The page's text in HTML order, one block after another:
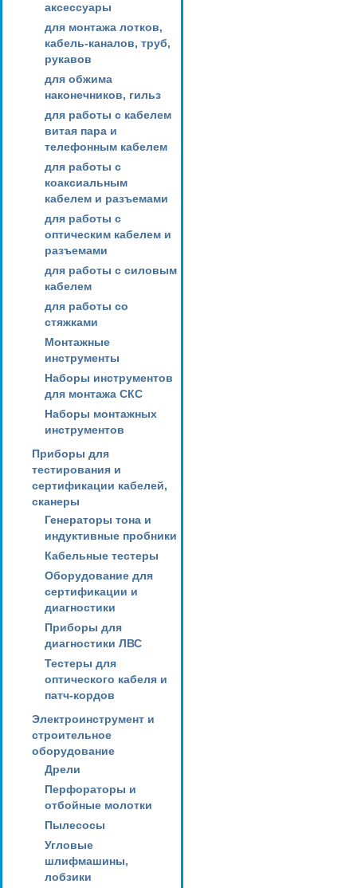
аксессуары
для монтажа лотков,
кабель-каналов, труб,
рукавов
для обжима
наконечников, гильз
для работы с кабелем
витая пара и
телефонным кабелем
для работы с
коаксиальным
кабелем и разъемами
для работы с
оптическим кабелем и
разъемами
для работы с силовым
кабелем
для работы со
стяжками
Монтажные
инструменты
Наборы инструментов
для монтажа СКС
Наборы монтажных
инструментов
Приборы для
тестирования и
сертификации кабелей,
сканеры
Генераторы тона и
индуктивные пробники
Кабельные тестеры
Оборудование для
сертификации и
диагностики
Приборы для
диагностики ЛВС
Тестеры для
оптического кабеля и
патч-кордов
Электроинструмент и
строительное
оборудование
Дрели
Перфораторы и
отбойные молотки
Пылесосы
Угловые
шлифмашины,
лобзики